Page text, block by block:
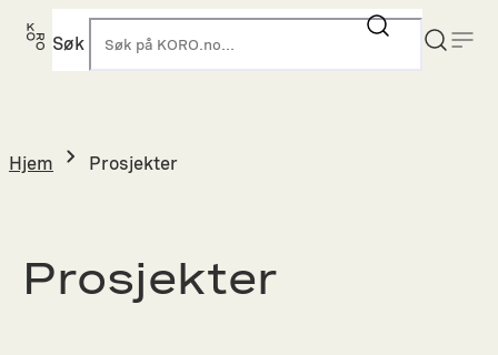
Hopp
Søk
Hjem Prosjekter
Prosjekter